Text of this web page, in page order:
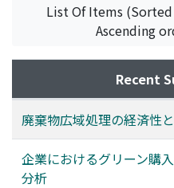
List Of Items
Ascending
Recent
廃棄物広域処理の経済性
企業におけるグリーン購
分析